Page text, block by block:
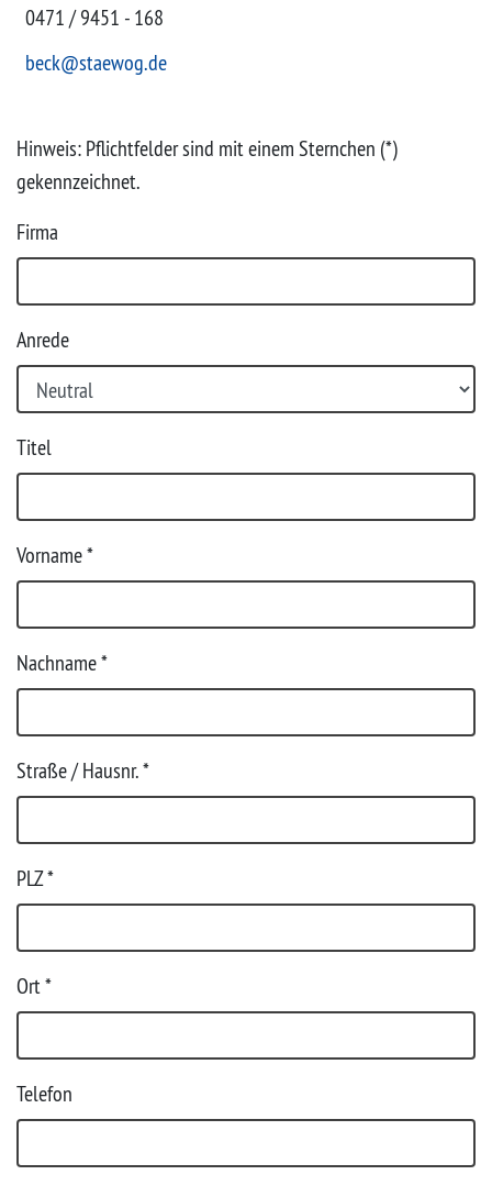
Projekte
0471 / 9451 - 168
beck@staewog.de
Hinweis: Pflichtfelder sind mit einem Sternchen (*)
gekennzeichnet.
Firma
Anrede
Titel
Vorname*
Nachname*
Straße / Hausnr.*
PLZ*
Ort*
Telefon